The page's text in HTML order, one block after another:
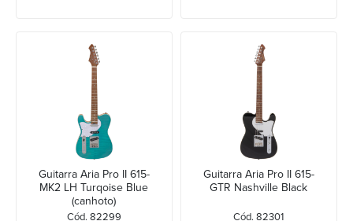
Guitarra Aria Pro II 615-
MK2 LH Turqoise Blue
(canhoto)
Cód. 82299
Guitarra Aria Pro II 615-
GTR Nashville Black
Cód. 82301